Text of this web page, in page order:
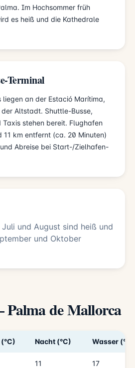
Im Hochsommer früh
es heiß und die Kathedrale
Terminal
liegen an der Estació Marítima,
Altstadt. Shuttle-Busse,
Taxis stehen bereit. Flughafen
11 km entfernt (ca. 20 Minuten)
Abreise bei Start-/Zielhafen-
und August sind heiß und
und Oktober
Palma de Mallorca
Nacht (°C) Wasser (°C)
11 17